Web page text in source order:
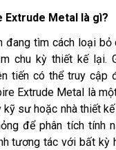
Extrude Metal là gì?
đang tìm cách loại bỏ
chu kỳ thiết kế lại.
tiến có thể truy cập
Extrude Metal là
sư hoặc nhà thiết
để phân tích tính
tương tác với bất kỳ